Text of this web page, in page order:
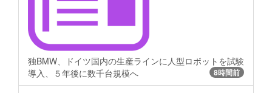
独BMW、ドイツ国内の生産ラインに人型ロボットを試験
導入、５年後に数千台規模へ
8時間前